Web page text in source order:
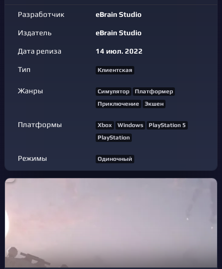
Разработчик eBrain Studio
Издатель eBrain Studio
Дата релиза 14 июл. 2022
Тип Клиентская
Жанры Симулятор
Платформер
Приключение
Экшен
Платформы Xbox Windows
PlayStation 5
PlayStation
Режимы Одиночный